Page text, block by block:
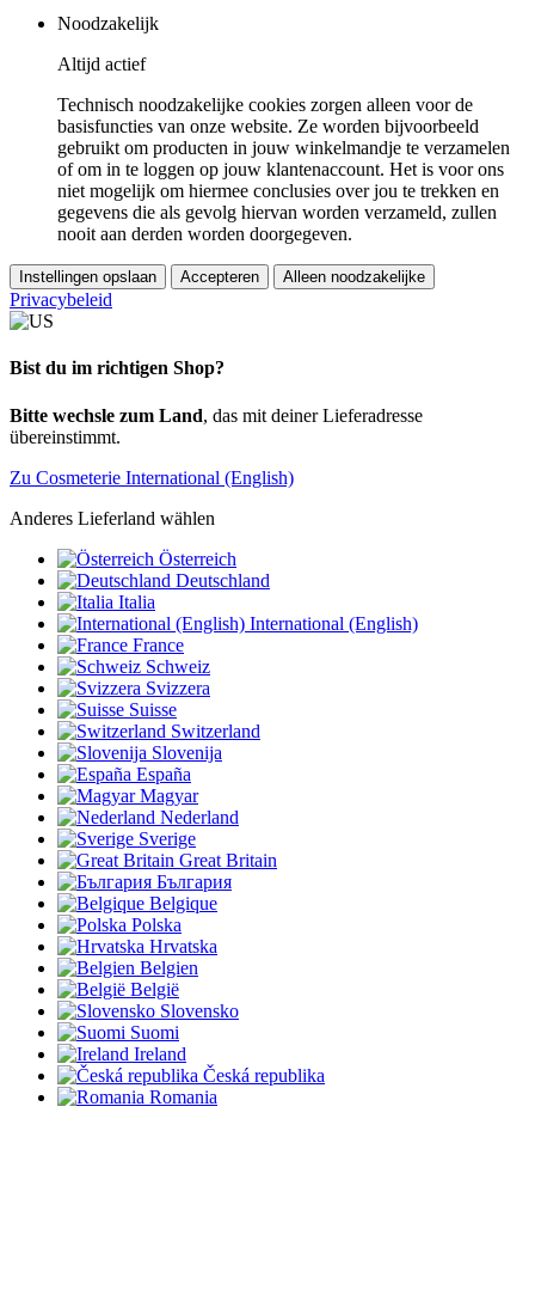
Noodzakelijk
Altijd actief
Technisch noodzakelijke cookies zorgen alleen voor de
basisfuncties van onze website. Ze worden bijvoorbeeld
gebruikt om producten in jouw winkelmandje te verzamelen
of om in te loggen op jouw klantenaccount. Het is voor ons
niet mogelijk om hiermee conclusies over jou te trekken en
gegevens die als gevolg hiervan worden verzameld, zullen
nooit aan derden worden doorgegeven.
Instellingen opslaan Accepteren Alleen noodzakelijke
Privacybeleid
Bist du im richtigen Shop?
Bitte wechsle zum Land, das mit deiner Lieferadresse
übereinstimmt.
Zu Cosmeterie International (English)
Anderes Lieferland wählen
Österreich
Deutschland
Italia
International (English)
France
Schweiz
Svizzera
Suisse
Switzerland
Slovenija
España
Magyar
Nederland
Sverige
Great Britain
България
Belgique
Polska
Hrvatska
Belgien
België
Slovensko
Suomi
Ireland
Česká republika
Romania